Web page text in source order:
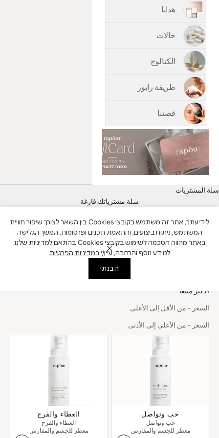
هدايا
حالات
الكتالوج
طريقة رابور
قصتنا
سلة المشتريات
سلة مشترياتك فارغة
לידיעתך, אתר זה משתמש בקובצי Cookies בין השאר לצורך שיפור חוויית
המשתמש, ניתוח ביצועים, והתאמת תכנים ופרסומות. המשך הגלישה
באתר מהווה הסכמה לשימוש בקובצי Cookies בהתאם למדיניות שלנו.
למידע נוסף והרחבה, עיין/יבמדיניות הפרטיות
הבנתי
عطر للجسم والأقمشة
الأكثر مبيعاً
السعر - من الأقل إلى الأعلى
السعر - من الأعلى إلى الأدنى
حب وتواصل
حب وتواصل
معطر للجسم والمفارش
العطاء والفرح
العطاء والفرح
معطر للجسم والمفارش